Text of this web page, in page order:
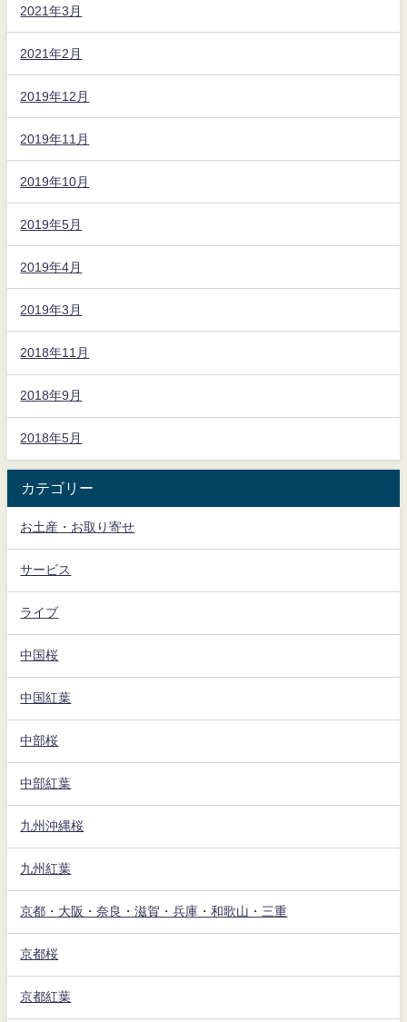
2021年3月
2021年2月
2019年12月
2019年11月
2019年10月
2019年5月
2019年4月
2019年3月
2018年11月
2018年9月
2018年5月
カテゴリー
お土産・お取り寄せ
サービス
ライブ
中国桜
中国紅葉
中部桜
中部紅葉
九州沖縄桜
九州紅葉
京都・大阪・奈良・滋賀・兵庫・和歌山・三重
京都桜
京都紅葉